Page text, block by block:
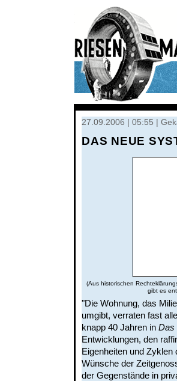
27.09.2006 | 05:55 |
DAS NEUE
(Aus historischen
gibt es
"Die Wohnung, das
umgibt, verraten fast
knapp 40 Jahren in Das
Entwicklungen, den
Eigenheiten und
Wünsche der
der Gegenstände in